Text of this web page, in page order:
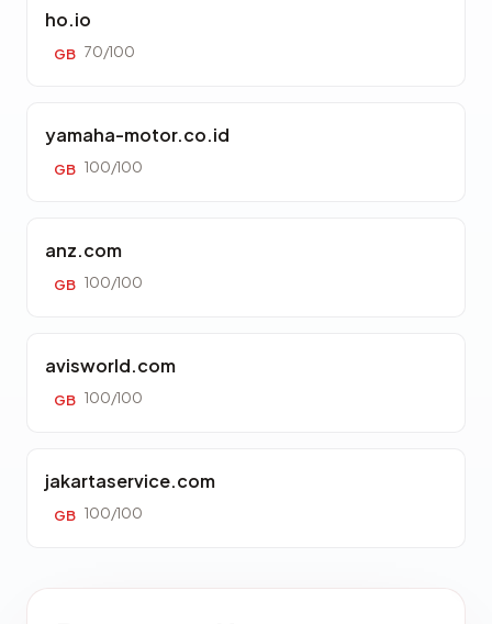
ho.io
GB 70/100
yamaha-motor.co.id
GB 100/100
anz.com
GB 100/100
avisworld.com
GB 100/100
jakartaservice.com
GB 100/100